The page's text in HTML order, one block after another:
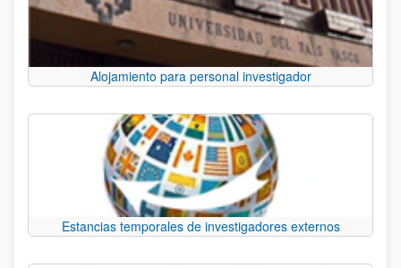
Alojamiento para personal investigador
Estancias temporales de investigadores externos